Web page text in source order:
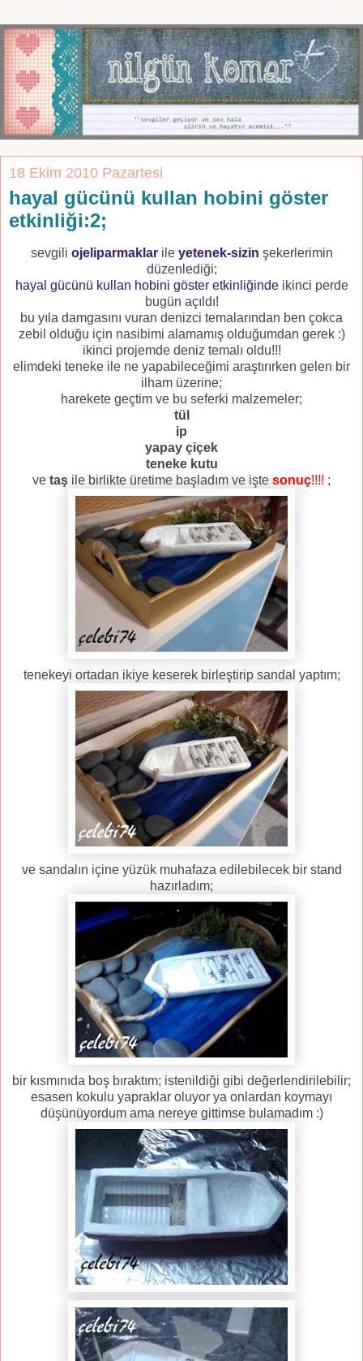
18 Ekim 2010 Pazartesi
hayal gücünü kullan hobini göster
etkinliği:2;
sevgili ojeliparmaklarile yetenek-sizin şekerlerimin
düzenlediği;
hayal gücünü kullan hobini göster etkinliğindeikinci perde
bugün açıldı!
bu yıla damgasını vuran denizci temalarından ben çokca
zebil olduğu için nasibimi alamamış olduğumdan gerek :)
ikinci projemde deniz temalı oldu!!!
elimdeki teneke ile ne yapabileceğimi araştırırken gelen bir
ilham üzerine;
harekete geçtim ve bu seferki malzemeler;
tül
ip
yapay çiçek
teneke kutu
ve taş ile birlikte üretime başladım ve işte sonuç!!!! ;
tenekeyi ortadan ikiye keserek birleştirip sandal yaptım;
ve sandalın içine yüzük muhafaza edilebilecek bir stand
hazırladım;
bir kısmınıda boş bıraktım; istenildiği gibi değerlendirilebilir;
esasen kokulu yapraklar oluyor ya onlardan koymayı
düşünüyordum ama nereye gittimse bulamadım :)